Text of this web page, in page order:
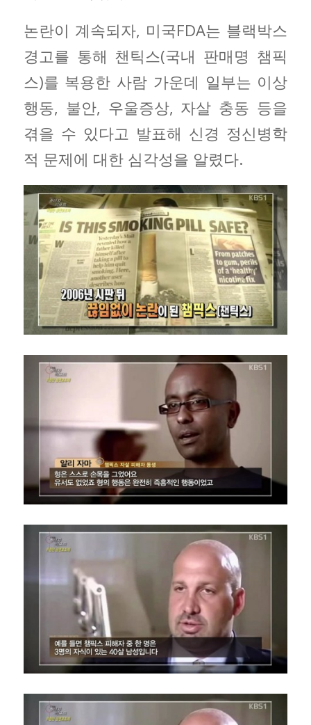
논란이 계속되자, 미국FDA는 블랙박스
경고를 통해 챈틱스(국내 판매명 챔픽
스)를 복용한 사람 가운데 일부는 이상
행동, 불안, 우울증상, 자살 충동 등을
겪을 수 있다고 발표해 신경 정신병학
적 문제에 대한 심각성을 알렸다.